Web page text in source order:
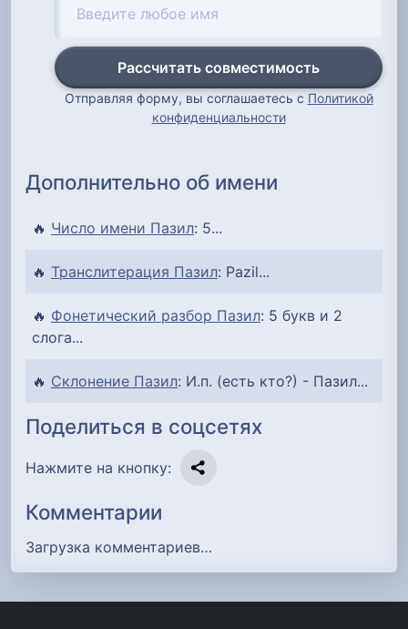
Рассчитать совместимость
Отправляя форму, вы соглашаетесь с Политикой
конфиденциальности
Дополнительно об имени
🔥 Число имени Пазил: 5...
🔥 Транслитерация Пазил: Pazil...
🔥 Фонетический разбор Пазил: 5 букв и 2
слога...
🔥 Склонение Пазил: И.п. (есть кто?) - Пазил...
Поделиться в соцсетях
Нажмите на кнопку:
Комментарии
Загрузка комментариев…